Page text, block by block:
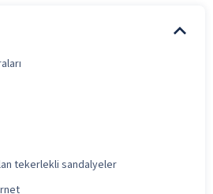
tekerlekli sandalyeler